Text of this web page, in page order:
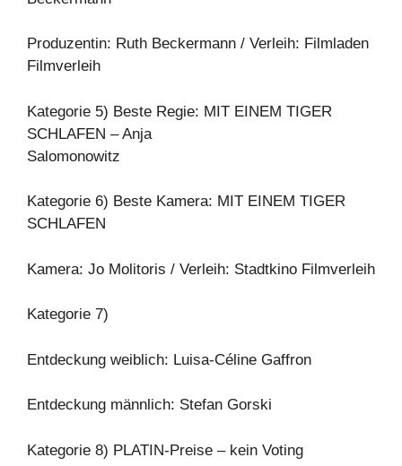
Produzentin: Ruth Beckermann / Verleih: Filmladen
Filmverleih
Kategorie 5) Beste Regie: MIT EINEM TIGER
SCHLAFEN – Anja
Salomonowitz
Kategorie 6) Beste Kamera: MIT EINEM TIGER
SCHLAFEN
Kamera: Jo Molitoris / Verleih: Stadtkino Filmverleih
Kategorie 7)
Entdeckung weiblich: Luisa-Céline Gaffron
Entdeckung männlich: Stefan Gorski
Kategorie 8) PLATIN-Preise – kein Voting